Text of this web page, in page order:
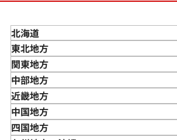
北海道
東北地方
青森県
岩手県
宮城県
秋田県
山形県
関東地方
東京都
神奈川県
埼玉県
千葉県
中部地方
新潟県
富山県
石川県
近畿地方
三重県
滋賀県
中国地方
鳥取県
四国地方